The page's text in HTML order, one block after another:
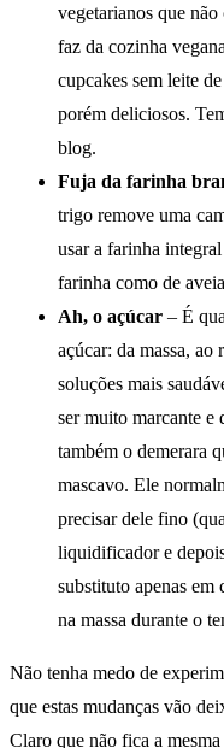
vegetarianos que
faz da cozinha
cupcakes sem leite
porém deliciosos.
blog.
Fuja da farinha
trigo remove uma
usar a farinha
farinha como de
Ah, o açúcar – É
açúcar: da massa, ao
soluções mais
ser muito marcante e
também o demerara
mascavo. Ele
precisar dele fino
liquidificador e
substituto apenas em
na massa durante o
Não tenha medo de
que estas mudanças vão
Claro que não fica a